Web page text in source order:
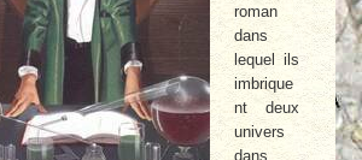
roman
dans
lequel ils
imbrique
nt deux
univers
dans